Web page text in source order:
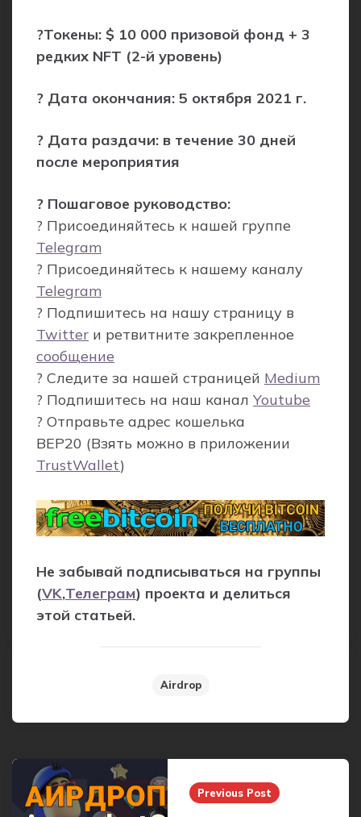
?Токены: $ 10 000 призовой фонд + 3
редких NFT (2-й уровень)
? Дата окончания: 5 октября 2021 г.
? Дата раздачи: в течение 30 дней
после мероприятия
? Пошаговое руководство:
? Присоединяйтесь к нашей группе
Telegram
? Присоединяйтесь к нашему каналу
Telegram
? Подпишитесь на нашу страницу в
Twitter и ретвитните закрепленное
сообщение
? Следите за нашей страницей Medium
? Подпишитесь на наш канал Youtube
? Отправьте адрес кошелька
BEP20 (Взять можно в приложении
TrustWallet)
Не забывай подписываться на группы
(VK,Телеграм) проекта и делиться
этой статьей.
Airdrop
Post
navigation
Previous Post